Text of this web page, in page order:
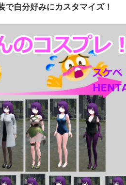
で自分好みにカスタマイズ！